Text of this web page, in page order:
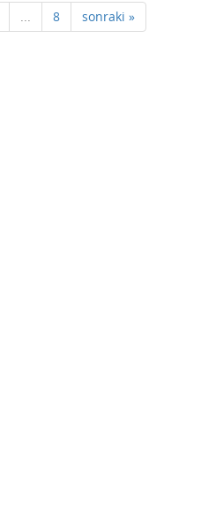
... 8 sonraki »